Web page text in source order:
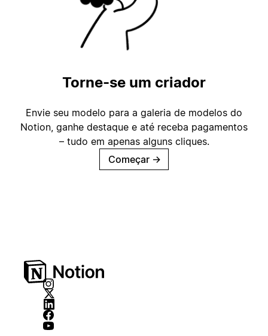
Torne-se um criador
Envie seu modelo para a galeria de modelos do
Notion, ganhe destaque e até receba pagamentos
– tudo em apenas alguns cliques.
Começar →